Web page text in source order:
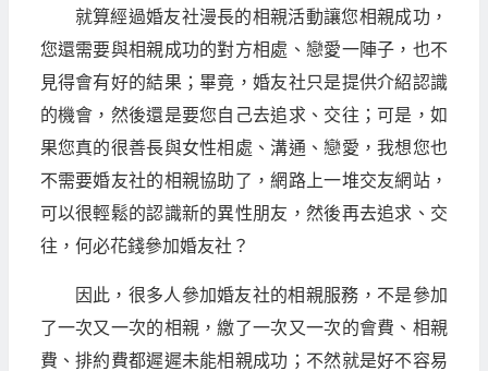
就算經過婚友社漫長的相親活動讓您相親成功，
您還需要與相親成功的對方相處、戀愛一陣子，也不
見得會有好的結果；畢竟，婚友社只是提供介紹認識
的機會，然後還是要您自己去追求、交往；可是，如
果您真的很善長與女性相處、溝通、戀愛，我想您也
不需要婚友社的相親協助了，網路上一堆交友網站，
可以很輕鬆的認識新的異性朋友，然後再去追求、交
往，何必花錢參加婚友社？
因此，很多人參加婚友社的相親服務，不是參加
了一次又一次的相親，繳了一次又一次的會費、相親
費、排約費都遲遲未能相親成功；不然就是好不容易